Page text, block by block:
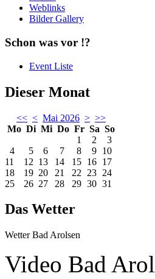
Weblinks
Bilder Gallery
Schon was vor !?
Event Liste
Dieser Monat
<< < Mai 2026 > >>
Mo Di Mi Do Fr Sa So
1
2
3
4
5 6 7 8 9 10
11
12 13 14 15 16 17
18
19 20 21 22 23 24
25
26 27 28 29 30 31
Das Wetter
Wetter Bad Arolsen
Video Bad